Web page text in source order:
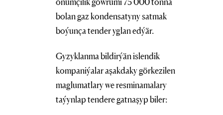
bolan gaz kondensatyny satmak
boýunça tender yglan edýär.
Gyzyklanma bildirýän islendik
kompaniýalar aşakdaky görkezilen
maglumatlary we resminamalary
taýynlap tendere gatnaşyp biler: